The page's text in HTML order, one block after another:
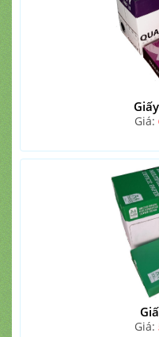
Giá:
Giá: